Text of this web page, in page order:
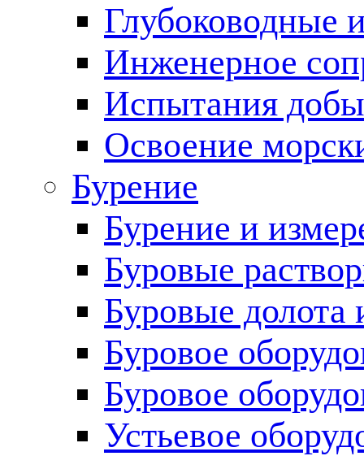
Глубоководные
Инженерное
Испытания
Освоение
Бурение
Бурение и
Буровые
Буровые долота
Буровое
Буровое
Устьевое